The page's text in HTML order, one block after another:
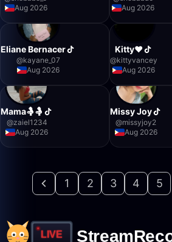
Aug 2026
Aug 2026
Eliane Bernacer
@kayane_07
Aug 2026
Kitty❤️
@kittyvancey
Aug 2026
Mama🤱🤱
@zaiel1234
Aug 2026
Missy Joy
@missyjoy2
Aug 2026
1 2 3 4 5